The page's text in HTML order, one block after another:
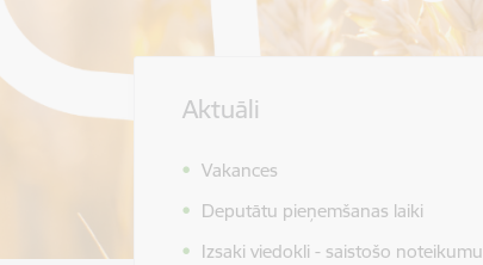
Aktuāli
Vakances
Deputātu pieņemšanas laiki
Izsaki viedokli - saistošo noteikumu